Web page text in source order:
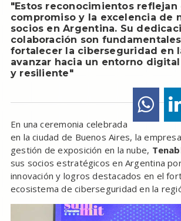
"Estos reconocimientos reflejan
compromiso y la excelencia de
socios en Argentina. Su
colaboración son
fortalecer la ciberseguridad en
avanzar hacia un entorno
y resiliente"
En una ceremonia celebrada
en la ciudad de Buenos Aires, la
gestión de exposición en la nube,
sus socios estratégicos en Argentina
innovación y logros destacados en el
ecosistema de ciberseguridad en la